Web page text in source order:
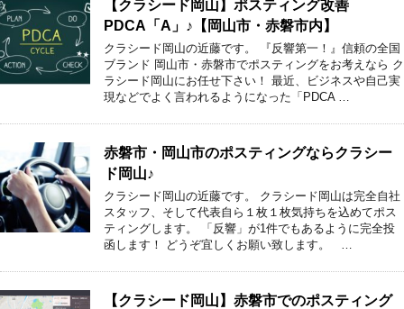
【クラシード岡山】ポスティング改善
PDCA「A」♪【岡山市・赤磐市内】
クラシード岡山の近藤です。 『反響第一！』信頼の全国
ブランド 岡山市・赤磐市でポスティングをお考えなら ク
ラシード岡山にお任せ下さい！ 最近、ビジネスや自己実
現などでよく言われるようになった「PDCA …
赤磐市・岡山市のポスティングならクラシー
ド岡山♪
クラシード岡山の近藤です。 クラシード岡山は完全自社
スタッフ、そして代表自ら１枚１枚気持ちを込めてポス
ティングします。 「反響」が1件でもあるように完全投
函します！ どうぞ宜しくお願い致します。 …
【クラシード岡山】赤磐市でのポスティング